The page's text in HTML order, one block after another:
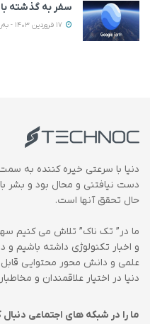
سفر به گذشته با Google Earth
دنیا با سرعتی خیره کننده به
دست نیافتنی و محال بود و بشر
حال تحقق آنها است.
ما در” تک ناک” تلاش می کنیم
و اخبار تکنولوژی داشته باشیم
علمی و دانش محور محتوایی قابل
دنیا در اختیار علاقمندان و
ما را در شبکه های اجتماعی دنبال